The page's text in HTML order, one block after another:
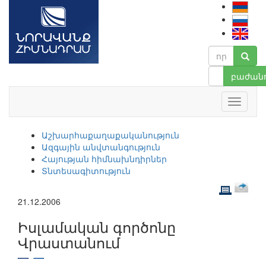
Աշխարհաքաղաքականություն
Ազգային անվտանգություն
Հայության հիմնախնդիրներ
Տնտեսագիտություն
21.12.2006
Իսլամական գործոնը
Վրաստանում